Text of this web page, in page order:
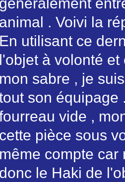
animal . Voivi la
En utilisant ce
l'objet à volonté
mon sabre , je
son équipage
vide ,
cette pièce sous
même compte
donc le Haki de